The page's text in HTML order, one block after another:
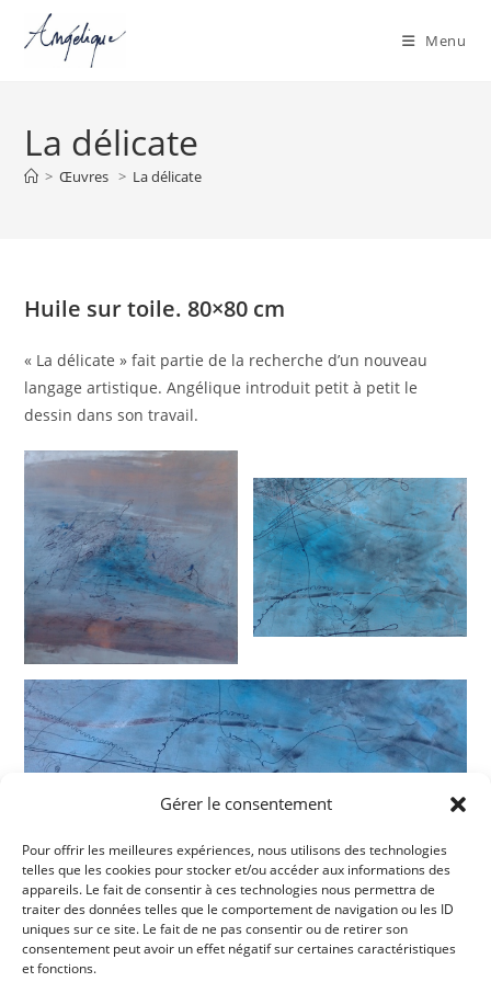
Gérer le consentement
Pour offrir les meilleures expériences, nous utilisons des technologies
telles que les cookies pour stocker et/ou accéder aux informations des
appareils. Le fait de consentir à ces technologies nous permettra de
traiter des données telles que le comportement de navigation ou les ID
uniques sur ce site. Le fait de ne pas consentir ou de retirer son
consentement peut avoir un effet négatif sur certaines caractéristiques
et fonctions.
content
Menu
La délicate
> Œuvres > La délicate
Huile sur toile. 80×80 cm
« La délicate » fait partie de la recherche d’un nouveau
langage artistique. Angélique introduit petit à petit le
dessin dans son travail.